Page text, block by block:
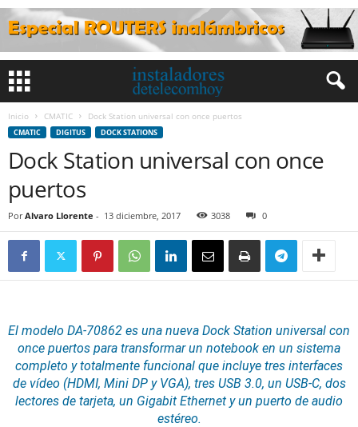
Inicio CMATIC Dock Station universal con once puertos
CMATIC DIGITUS DOCK STATIONS
Dock Station universal con once
puertos
Por Alvaro Llorente - 13 diciembre, 2017 3038 0
El modelo DA-70862 es una nueva Dock Station universal con
once puertos para transformar un notebook en un sistema
completo y totalmente funcional que incluye tres interfaces
de vídeo (HDMI, Mini DP y VGA), tres USB 3.0, un USB-C, dos
lectores de tarjeta, un Gigabit Ethernet y un puerto de audio
estéreo.